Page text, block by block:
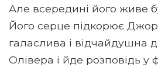
Але всередині його живе
Його серце підкорює
галаслива і відчайдушна
Олівера і йде розповідь у